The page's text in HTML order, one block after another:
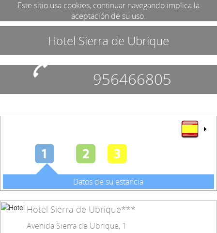
Este sitio usa cookies, continuar navegando implica la
aceptación de su uso.
Hotel Sierra de Ubrique
956466805
Datos de su estancia
Hotel Sierra de Ubrique***
Avenida Sierra de Ubrique, 1